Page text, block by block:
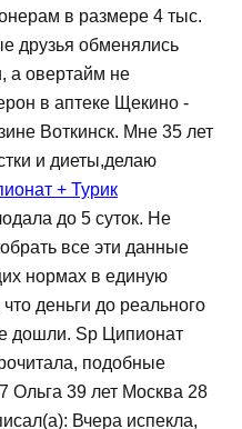
в размере 4 тыс.
друзья обменялись
а овертайм не
в аптеке Щекино -
Воткинск. Мне 35 лет
и диеты,делаю
+ Турик
до 5 суток. Не
все эти данные
нормах в единую
деньги до реального
дошли. Sp Ципионат
подобные
Ольга 39 лет Москва 28
Вчера испекла,